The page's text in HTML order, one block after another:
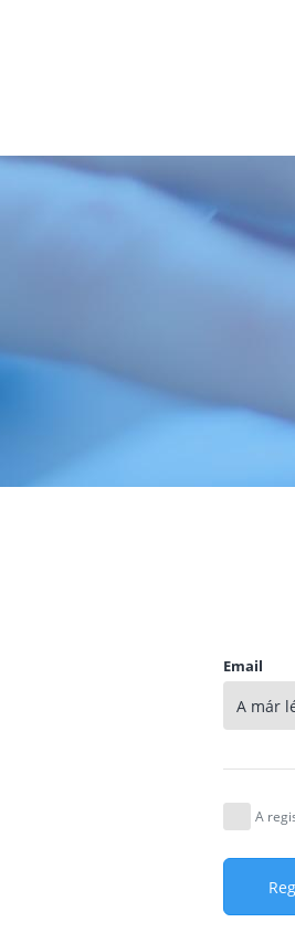
Email
A